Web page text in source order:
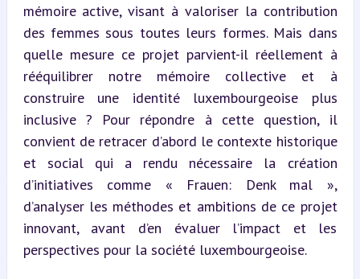
mémoire active, visant à valoriser la contribution
des femmes sous toutes leurs formes. Mais dans
quelle mesure ce projet parvient-il réellement à
rééquilibrer notre mémoire collective et à
construire une identité luxembourgeoise plus
inclusive ? Pour répondre à cette question, il
convient de retracer d’abord le contexte historique
et social qui a rendu nécessaire la création
d’initiatives comme « Frauen: Denk mal »,
d’analyser les méthodes et ambitions de ce projet
innovant, avant d’en évaluer l’impact et les
perspectives pour la société luxembourgeoise.